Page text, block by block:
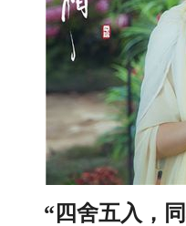
“四舍五入，同